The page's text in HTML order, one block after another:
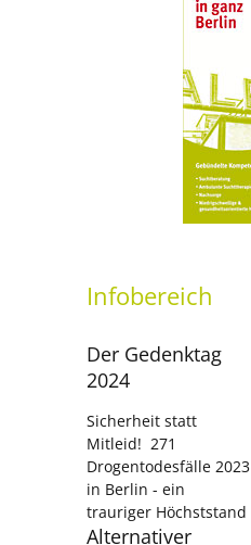
Infobereich
Der Gedenktag
2024
Sicherheit statt
Mitleid! 271
Drogentodesfälle 2023
in Berlin - ein
trauriger Höchststand
Alternativer